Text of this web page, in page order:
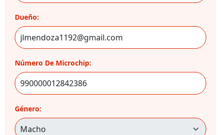
Dueño:
Número De Microchip:
Género: